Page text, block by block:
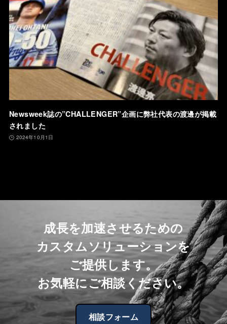
Newsweek誌の”CHALLENGER”企画に弊社代表の渡邊が掲載
されました
2024年10月1日
成長を加速させるための
カスタムソリューションを
ご提供します。
お気軽にご相談ください。
相談フォーム